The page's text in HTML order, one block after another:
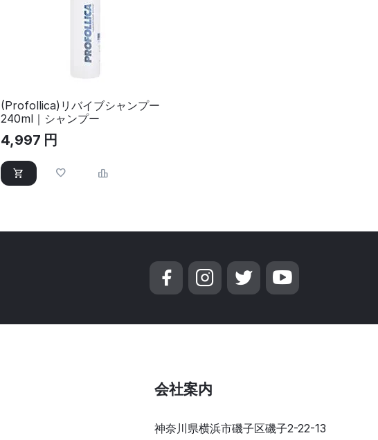
(Profollica)リバイブシャンプー
240ml｜シャンプー
4,997 円
会社案内
神奈川県横浜市磯子区磯子2-22-13